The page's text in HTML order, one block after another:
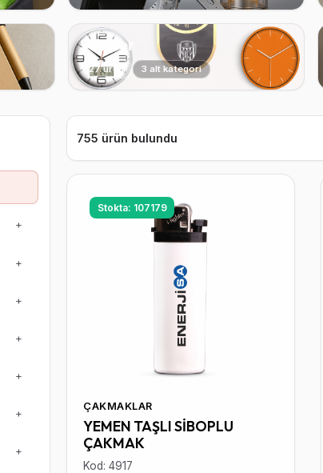
Saatler
27 ürün 3 alt kategori
+
+
+
+
+
+
+
755 ürün bulundu
Stokta: 107179
ÇAKMAKLAR
YEMEN TAŞLI SİBOPLU
ÇAKMAK
Kod: 4917